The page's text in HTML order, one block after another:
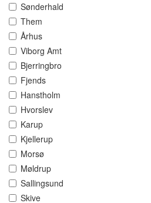
Sønderhald
Them
Århus
Viborg Amt
Bjerringbro
Fjends
Hanstholm
Hvorslev
Karup
Kjellerup
Morsø
Møldrup
Sallingsund
Skive